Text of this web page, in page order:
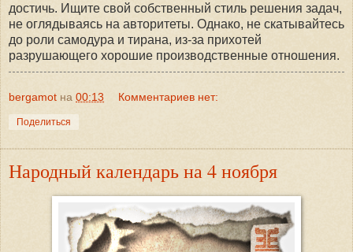
достичь. Ищите свой собственный стиль решения задач,
не оглядываясь на авторитеты. Однако, не скатывайтесь
до роли самодура и тирана, из-за прихотей
разрушающего хорошие производственные отношения.
bergamot на 00:13 Комментариев нет:
Поделиться
Народный календарь на 4 ноября